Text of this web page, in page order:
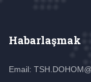
Habarlaşmak
Email: